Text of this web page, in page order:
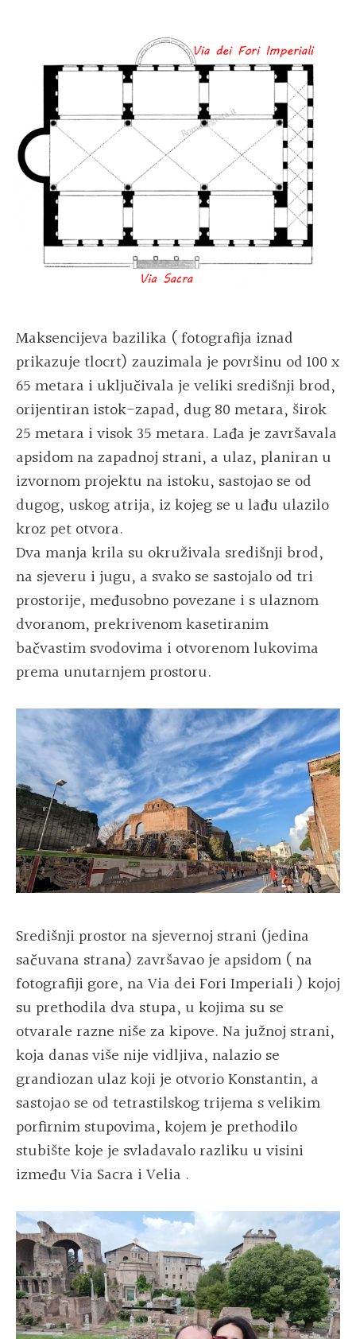
Maksencijeva bazilika ( fotografija iznad
prikazuje tlocrt) zauzimala je površinu od 100 x
65 metara i uključivala je veliki središnji brod,
orijentiran istok-zapad, dug 80 metara, širok
25 metara i visok 35 metara. Lađa je završavala
apsidom na zapadnoj strani, a ulaz, planiran u
izvornom projektu na istoku, sastojao se od
dugog, uskog atrija, iz kojeg se u lađu ulazilo
kroz pet otvora.
Dva manja krila su okruživala središnji brod,
na sjeveru i jugu, a svako se sastojalo od tri
prostorije, međusobno povezane i s ulaznom
dvoranom, prekrivenom kasetiranim
bačvastim svodovima i otvorenom lukovima
prema unutarnjem prostoru.
Središnji prostor na sjevernoj strani (jedina
sačuvana strana) završavao je apsidom ( na
fotografiji gore, na Via dei Fori Imperiali ) kojoj
su prethodila dva stupa, u kojima su se
otvarale razne niše za kipove. Na južnoj strani,
koja danas više nije vidljiva, nalazio se
grandiozan ulaz koji je otvorio Konstantin, a
sastojao se od tetrastilskog trijema s velikim
porfirnim stupovima, kojem je prethodilo
stubište koje je svladavalo razliku u visini
između Via Sacra i Velia .